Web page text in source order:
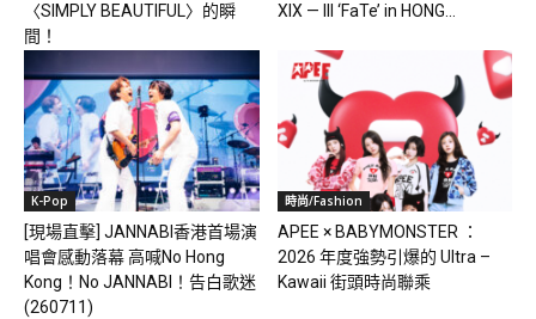
〈SIMPLY BEAUTIFUL〉的瞬
間！
XIX — III ‘FaTe’ in HONG...
K-Pop
[現場直擊] JANNABI香港首場演
唱會感動落幕 高喊No Hong
Kong！No JANNABI！告白歌迷
(260711)
時尚/Fashion
APEE × BABYMONSTER ：
2026 年度強勢引爆的 Ultra –
Kawaii 街頭時尚聯乘